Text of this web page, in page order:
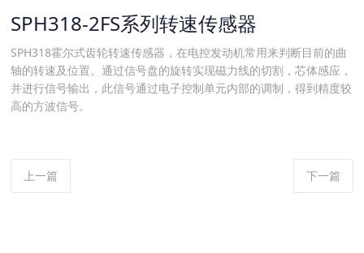
SPH318-2FS系列转速传感器
​SPH318霍尔式齿轮转速传感器，在电控发动机常用来判断目前的曲
轴的转速及位置。通过信号盘的旋转实现磁力线的切割，芯体感应，
并进行信号输出，此信号通过电子控制单元内部的调制，得到精度较
高的方波信号。
上一篇 下一篇